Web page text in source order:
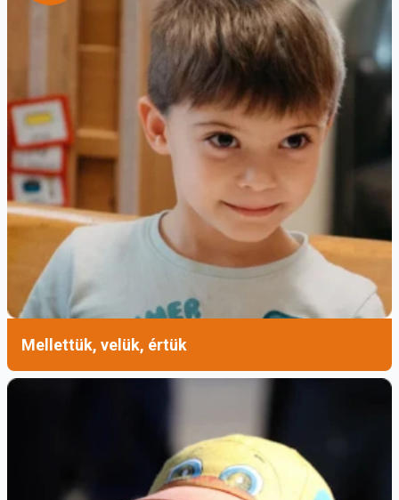
Azután megmaradnak azok, akik másképp
tekintenek az életre.
Ha a szakasz elején néhány olyan emberrel
találkoztunk, akik megálltak, hogy megnézzék a
templom gyönyörű köveit, a szakaszban
továbbhaladva más tekintetekkel találkozunk.
Ott van azok tekintete, akik nem hagyják
magukat megtéveszteni, és nem követnek
bárkit, aki azt állítja magáról, hogy ő az Úr (Lk
21,8); ők azok, akik megtanulták felismerni őt
húsvéti vonásaiban, és nem tévesztik össze
senki mással.
És ott van azok tekintete, akik a leírt egész
tegyenek (Lk 21,13).
Érdekes, hogy Jézus nem mondja meg, hogy
Mellettük, velük, értük